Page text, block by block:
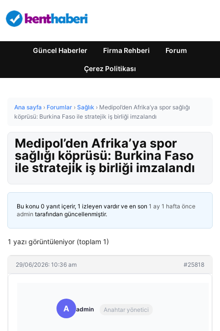
Güncel Haberler Firma Rehberi Forum
Çerez Politikası
Ana sayfa › Forumlar › Sağlık › Medipol’den Afrika’ya spor sağlığı
köprüsü: Burkina Faso ile stratejik iş birliği imzalandı
Medipol’den Afrika’ya spor
sağlığı köprüsü: Burkina Faso
ile stratejik iş birliği imzalandı
Bu konu 0 yanıt içerir, 1 izleyen vardır ve en son 1 ay 1 hafta önce
admin tarafından güncellenmiştir.
1 yazı görüntüleniyor (toplam 1)
29/06/2026: 10:36 am #25818
A admin Anahtar yönetici